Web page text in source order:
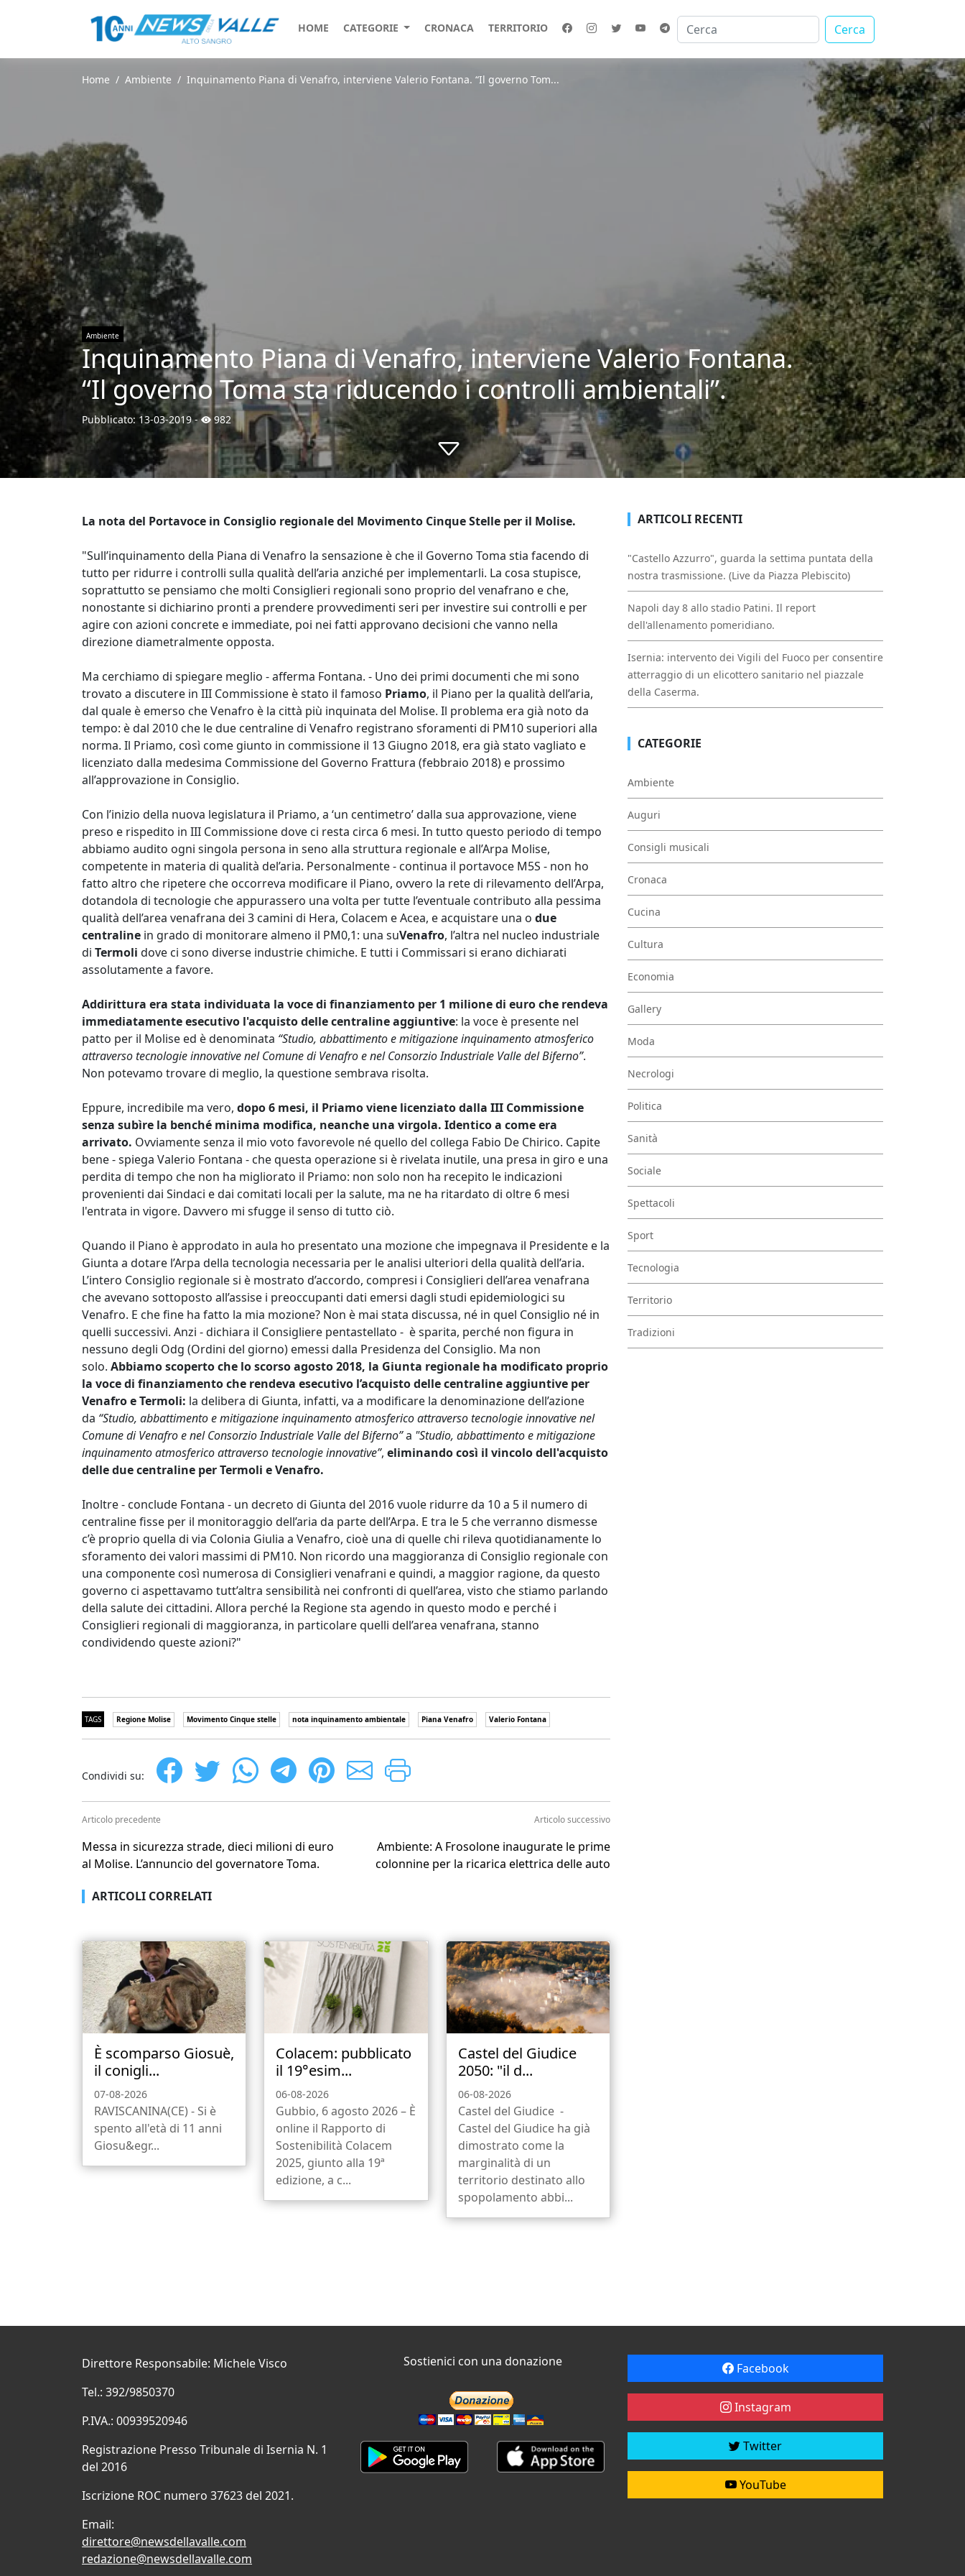
HOME CATEGORIE CRONACA TERRITORIO Cerca
Home Ambiente Inquinamento Piana di Venafro, interviene Valerio Fontana. “Il governo Tom...
Ambiente
Inquinamento Piana di Venafro, interviene Valerio Fontana.
“Il governo Toma sta riducendo i controlli ambientali”.
Pubblicato: 13-03-2019- 982
La nota del Portavoce in Consiglio regionale del Movimento Cinque Stelle per il Molise.
"Sull’inquinamento della Piana di Venafro la sensazione è che il Governo Toma stia facendo di
tutto per ridurre i controlli sulla qualità dell’aria anziché per implementarli. La cosa stupisce,
soprattutto se pensiamo che molti Consiglieri regionali sono proprio del venafrano e che,
nonostante si dichiarino pronti a prendere provvedimenti seri per investire sui controlli e per
agire con azioni concrete e immediate, poi nei fatti approvano decisioni che vanno nella
direzione diametralmente opposta.
Ma cerchiamo di spiegare meglio - afferma Fontana. - Uno dei primi documenti che mi sono
trovato a discutere in III Commissione è stato il famoso Priamo, il Piano per la qualità dell’aria,
dal quale è emerso che Venafro è la città più inquinata del Molise. Il problema era già noto da
tempo: è dal 2010 che le due centraline di Venafro registrano sforamenti di PM10 superiori alla
norma. Il Priamo, così come giunto in commissione il 13 Giugno 2018, era già stato vagliato e
licenziato dalla medesima Commissione del Governo Frattura (febbraio 2018) e prossimo
all’approvazione in Consiglio.
Con l’inizio della nuova legislatura il Priamo, a ‘un centimetro’ dalla sua approvazione, viene
preso e rispedito in III Commissione dove ci resta circa 6 mesi. In tutto questo periodo di tempo
abbiamo audito ogni singola persona in seno alla struttura regionale e all’Arpa Molise,
competente in materia di qualità del’aria. Personalmente - continua il portavoce M5S - non ho
fatto altro che ripetere che occorreva modificare il Piano, ovvero la rete di rilevamento dell’Arpa,
dotandola di tecnologie che appurassero una volta per tutte l’eventuale contributo alla pessima
qualità dell’area venafrana dei 3 camini di Hera, Colacem e Acea, e acquistare una o due
centraline in grado di monitorare almeno il PM0,1: una suVenafro, l’altra nel nucleo industriale
di Termoli dove ci sono diverse industrie chimiche. E tutti i Commissari si erano dichiarati
assolutamente a favore.
Addirittura era stata individuata la voce di finanziamento per 1 milione di euro che rendeva
immediatamente esecutivo l'acquisto delle centraline aggiuntive: la voce è presente nel
patto per il Molise ed è denominata “Studio, abbattimento e mitigazione inquinamento atmosferico
attraverso tecnologie innovative nel Comune di Venafro e nel Consorzio Industriale Valle del Biferno”.
Non potevamo trovare di meglio, la questione sembrava risolta.
Eppure, incredibile ma vero, dopo 6 mesi, il Priamo viene licenziato dalla III Commissione
senza subìre la benché minima modifica, neanche una virgola. Identico a come era
arrivato. Ovviamente senza il mio voto favorevole né quello del collega Fabio De Chirico. Capite
bene - spiega Valerio Fontana - che questa operazione si è rivelata inutile, una presa in giro e una
perdita di tempo che non ha migliorato il Priamo: non solo non ha recepito le indicazioni
provenienti dai Sindaci e dai comitati locali per la salute, ma ne ha ritardato di oltre 6 mesi
l'entrata in vigore. Davvero mi sfugge il senso di tutto ciò.
Quando il Piano è approdato in aula ho presentato una mozione che impegnava il Presidente e la
Giunta a dotare l’Arpa della tecnologia necessaria per le analisi ulteriori della qualità dell’aria.
L’intero Consiglio regionale si è mostrato d’accordo, compresi i Consiglieri dell’area venafrana
che avevano sottoposto all’assise i preoccupanti dati emersi dagli studi epidemiologici su
Venafro. E che fine ha fatto la mia mozione? Non è mai stata discussa, né in quel Consiglio né in
quelli successivi. Anzi - dichiara il Consigliere pentastellato - è sparita, perché non figura in
nessuno degli Odg (Ordini del giorno) emessi dalla Presidenza del Consiglio. Ma non
solo. Abbiamo scoperto che lo scorso agosto 2018, la Giunta regionale ha modificato proprio
la voce di finanziamento che rendeva esecutivo l’acquisto delle centraline aggiuntive per
Venafro e Termoli: la delibera di Giunta, infatti, va a modificare la denominazione dell’azione
da “Studio, abbattimento e mitigazione inquinamento atmosferico attraverso tecnologie innovative nel
Comune di Venafro e nel Consorzio Industriale Valle del Biferno”a "Studio, abbattimento e mitigazione
inquinamento atmosferico attraverso tecnologie innovative”, eliminando così il vincolo dell'acquisto
delle due centraline per Termoli e Venafro.
Inoltre - conclude Fontana - un decreto di Giunta del 2016 vuole ridurre da 10 a 5 il numero di
centraline fisse per il monitoraggio dell’aria da parte dell’Arpa. E tra le 5 che verranno dismesse
c’è proprio quella di via Colonia Giulia a Venafro, cioè una di quelle chi rileva quotidianamente lo
sforamento dei valori massimi di PM10. Non ricordo una maggioranza di Consiglio regionale con
una componente così numerosa di Consiglieri venafrani e quindi, a maggior ragione, da questo
governo ci aspettavamo tutt’altra sensibilità nei confronti di quell’area, visto che stiamo parlando
della salute dei cittadini. Allora perché la Regione sta agendo in questo modo e perché i
Consiglieri regionali di maggioranza, in particolare quelli dell’area venafrana, stanno
condividendo queste azioni?"
TAGS Regione Molise Movimento Cinque stelle nota inquinamento ambientale Piana Venafro Valerio Fontana
Condividi su:
Articolo precedente
Messa in sicurezza strade, dieci milioni di euro
al Molise. L’annuncio del governatore Toma.
Articolo successivo
Ambiente: A Frosolone inaugurate le prime
colonnine per la ricarica elettrica delle auto
ARTICOLI CORRELATI
È scomparso Giosuè,
il conigli...
07-08-2026
RAVISCANINA(CE) - Si è
spento all'età di 11 anni
Giosu&egr...
Colacem: pubblicato
il 19°esim...
06-08-2026
Gubbio, 6 agosto 2026 – È
online il Rapporto di
Sostenibilità Colacem
2025, giunto alla 19ª
edizione, a c...
Castel del Giudice
2050: "il d...
06-08-2026
Castel del Giudice -
Castel del Giudice ha già
dimostrato come la
marginalità di un
territorio destinato allo
spopolamento abbi...
ARTICOLI RECENTI
"Castello Azzurro", guarda la settima puntata della
nostra trasmissione. (Live da Piazza Plebiscito)
Napoli day 8 allo stadio Patini. Il report
dell'allenamento pomeridiano.
Isernia: intervento dei Vigili del Fuoco per consentire
atterraggio di un elicottero sanitario nel piazzale
della Caserma.
CATEGORIE
Ambiente
Auguri
Consigli musicali
Cronaca
Cucina
Cultura
Economia
Gallery
Moda
Necrologi
Politica
Sanità
Sociale
Spettacoli
Sport
Tecnologia
Territorio
Tradizioni
Direttore Responsabile: Michele Visco
Tel.: 392/9850370
P.IVA.: 00939520946
Registrazione Presso Tribunale di Isernia N. 1
del 2016
Iscrizione ROC numero 37623 del 2021.
Email:
direttore@newsdellavalle.com
redazione@newsdellavalle.com
Sostienici con una donazione Facebook
Instagram
Twitter
YouTube